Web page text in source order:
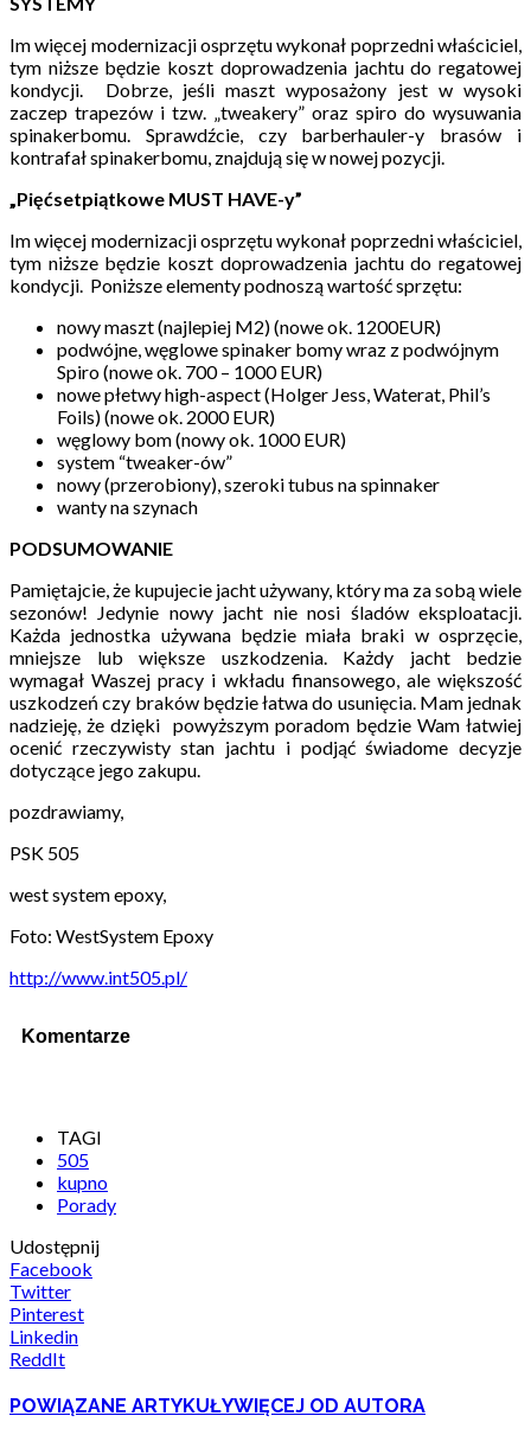
Im więcej modernizacji osprzętu wykonał poprzedni właściciel,
tym niższe będzie koszt doprowadzenia jachtu do regatowej
kondycji. Dobrze, jeśli maszt wyposażony jest w wysoki
zaczep trapezów i tzw. „tweakery” oraz spiro do wysuwania
spinakerbomu. Sprawdźcie, czy barberhauler-y brasów i
kontrafał spinakerbomu, znajdują się w nowej pozycji.
„Pięćsetpiątkowe MUST HAVE-y”
Im więcej modernizacji osprzętu wykonał poprzedni właściciel,
tym niższe będzie koszt doprowadzenia jachtu do regatowej
kondycji. Poniższe elementy podnoszą wartość sprzętu:
nowy maszt (najlepiej M2) (nowe ok. 1200EUR)
podwójne, węglowe spinaker bomy wraz z podwójnym
Spiro (nowe ok. 700 – 1000 EUR)
nowe płetwy high-aspect (Holger Jess, Waterat, Phil’s
Foils) (nowe ok. 2000 EUR)
węglowy bom (nowy ok. 1000 EUR)
system “tweaker-ów”
nowy (przerobiony), szeroki tubus na spinnaker
wanty na szynach
PODSUMOWANIE
Pamiętajcie, że kupujecie jacht używany, który ma za sobą wiele
sezonów! Jedynie nowy jacht nie nosi śladów eksploatacji.
Każda jednostka używana będzie miała braki w osprzęcie,
mniejsze lub większe uszkodzenia. Każdy jacht bedzie
wymagał Waszej pracy i wkładu finansowego, ale większość
uszkodzeń czy braków będzie łatwa do usunięcia. Mam jednak
nadzieję, że dzięki powyższym poradom będzie Wam łatwiej
ocenić rzeczywisty stan jachtu i podjąć świadome decyzje
dotyczące jego zakupu.
pozdrawiamy,
PSK 505
west system epoxy,
Foto: WestSystem Epoxy
http://www.int505.pl/
Komentarze
TAGI
505
kupno
Porady
Udostępnij
Facebook
Twitter
Pinterest
Linkedin
ReddIt
POWIĄZANE ARTYKUŁYWIĘCEJ OD AUTORA